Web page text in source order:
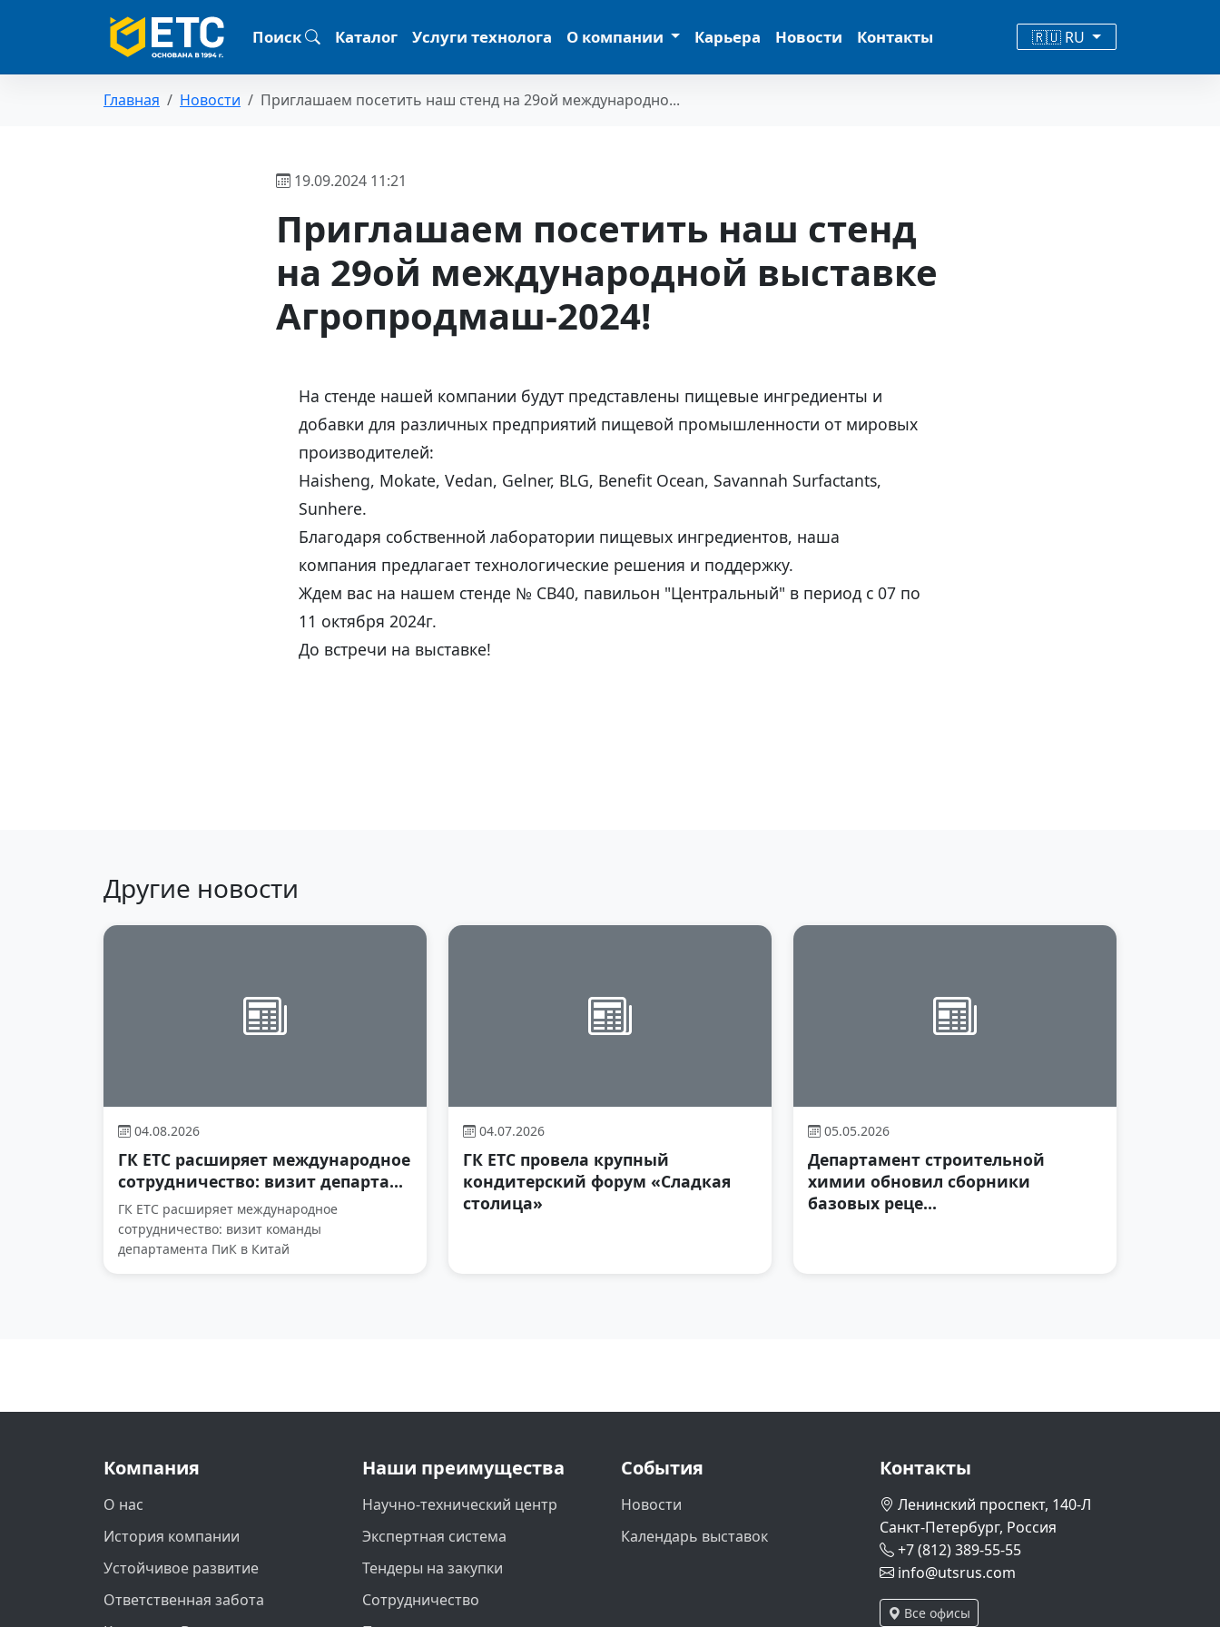
Поиск Каталог Услуги технолога О компании Карьера Новости Контакты 🇷🇺 RU
Главная Новости Приглашаем посетить наш стенд на 29ой международно...
19.09.2024 11:21
Приглашаем посетить наш стенд
на 29ой международной выставке
Агропродмаш-2024!
На стенде нашей компании будут представлены пищевые ингредиенты и
добавки для различных предприятий пищевой промышленности от мировых
производителей:
Haisheng, Mokate, Vedan, Gelner, BLG, Benefit Ocean, Savannah Surfactants,
Sunhere.
Благодаря собственной лаборатории пищевых ингредиентов, наша
компания предлагает технологические решения и поддержку.
Ждем вас на нашем стенде № СВ40, павильон "Центральный" в период с 07 по
11 октября 2024г.
До встречи на выставке!
Другие новости
04.08.2026
ГК ЕТС расширяет международное
сотрудничество: визит департа...
ГК ЕТС расширяет международное
сотрудничество: визит команды
департамента ПиК в Китай
04.07.2026
ГК ЕТС провела крупный
кондитерский форум «Сладкая
столица»
05.05.2026
Департамент строительной
химии обновил сборники
базовых реце...
Компания
О нас
История компании
Устойчивое развитие
Ответственная забота
Наши преимущества
Научно-технический центр
Экспертная система
Тендеры на закупки
Сотрудничество
События
Новости
Календарь выставок
Контакты
Ленинский проспект, 140-Л
Санкт-Петербург, Россия
+7 (812) 389-55-55
info@utsrus.com
Все офисы